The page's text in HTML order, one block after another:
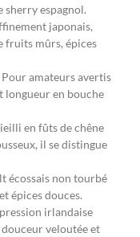
sherry espagnol.
japonais,
fruits mûrs, épices
Pour amateurs avertis
longueur en bouche
en fûts de chêne
il se distingue
écossais non tourbé
épices douces.
irlandaise
veloutée et